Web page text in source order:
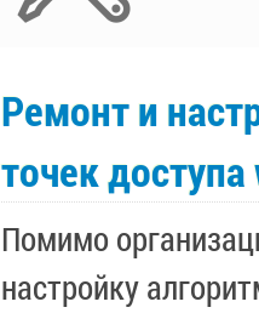
Ремонт и
точек
Помимо
настройку